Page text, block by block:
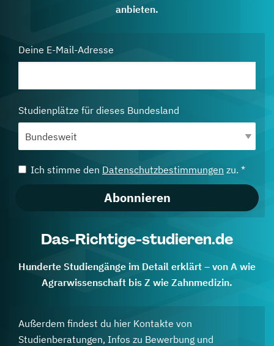
anbieten.
Deine E-Mail-Adresse
Studienplätze für dieses Bundesland
Ich stimme den Datenschutzbestimmungen zu. *
Abonnieren
Das-Richtige-studieren.de
Hunderte Studiengänge im Detail erklärt – von A wie
Agrarwissenschaft bis Z wie Zahnmedizin.
Außerdem findest du hier Kontakte von
Studienberatungen, Infos zu Bewerbung und